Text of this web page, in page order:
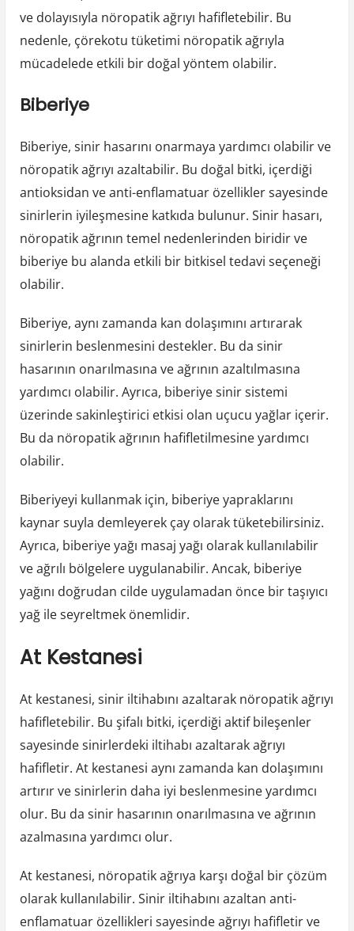
ve dolayısıyla nöropatik ağrıyı hafifletebilir. Bu
nedenle, çörekotu tüketimi nöropatik ağrıyla
mücadelede etkili bir doğal yöntem olabilir.
Biberiye
Biberiye, sinir hasarını onarmaya yardımcı olabilir ve
nöropatik ağrıyı azaltabilir. Bu doğal bitki, içerdiği
antioksidan ve anti-enflamatuar özellikler sayesinde
sinirlerin iyileşmesine katkıda bulunur. Sinir hasarı,
nöropatik ağrının temel nedenlerinden biridir ve
biberiye bu alanda etkili bir bitkisel tedavi seçeneği
olabilir.
Biberiye, aynı zamanda kan dolaşımını artırarak
sinirlerin beslenmesini destekler. Bu da sinir
hasarının onarılmasına ve ağrının azaltılmasına
yardımcı olabilir. Ayrıca, biberiye sinir sistemi
üzerinde sakinleştirici etkisi olan uçucu yağlar içerir.
Bu da nöropatik ağrının hafifletilmesine yardımcı
olabilir.
Biberiyeyi kullanmak için, biberiye yapraklarını
kaynar suyla demleyerek çay olarak tüketebilirsiniz.
Ayrıca, biberiye yağı masaj yağı olarak kullanılabilir
ve ağrılı bölgelere uygulanabilir. Ancak, biberiye
yağını doğrudan cilde uygulamadan önce bir taşıyıcı
yağ ile seyreltmek önemlidir.
At Kestanesi
At kestanesi, sinir iltihabını azaltarak nöropatik ağrıyı
hafifletebilir. Bu şifalı bitki, içerdiği aktif bileşenler
sayesinde sinirlerdeki iltihabı azaltarak ağrıyı
hafifletir. At kestanesi aynı zamanda kan dolaşımını
artırır ve sinirlerin daha iyi beslenmesine yardımcı
olur. Bu da sinir hasarının onarılmasına ve ağrının
azalmasına yardımcı olur.
At kestanesi, nöropatik ağrıya karşı doğal bir çözüm
olarak kullanılabilir. Sinir iltihabını azaltan anti-
enflamatuar özellikleri sayesinde ağrıyı hafifletir ve